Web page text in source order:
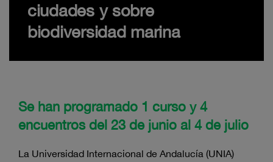
ciudades y sobre
biodiversidad marina
Se han programado 1 curso y 4
encuentros del 23 de junio al 4 de julio
La Universidad Internacional de Andalucía (UNIA)